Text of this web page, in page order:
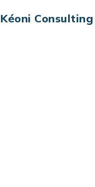
Kéoni Consulting